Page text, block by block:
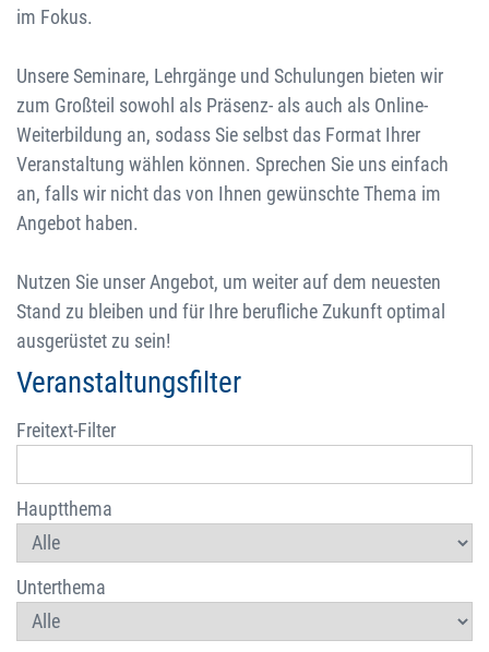
im Fokus.
Unsere Seminare, Lehrgänge und Schulungen bieten wir
zum Großteil sowohl als Präsenz- als auch als Online-
Weiterbildung an, sodass Sie selbst das Format Ihrer
Veranstaltung wählen können. Sprechen Sie uns einfach
an, falls wir nicht das von Ihnen gewünschte Thema im
Angebot haben.
Nutzen Sie unser Angebot, um weiter auf dem neuesten
Stand zu bleiben und für Ihre berufliche Zukunft optimal
ausgerüstet zu sein!
Veranstaltungsfilter
Freitext-Filter
Hauptthema
Unterthema